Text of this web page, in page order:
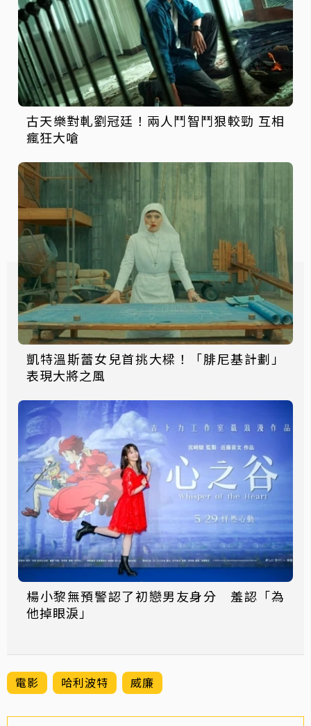
古天樂對軋劉冠廷！兩人鬥智鬥狠較勁 互相
瘋狂大嗆
凱特溫斯蕾女兒首挑大樑！「腓尼基計劃」
表現大將之風
楊小黎無預警認了初戀男友身分 羞認「為
他掉眼淚」
電影 哈利波特 威廉